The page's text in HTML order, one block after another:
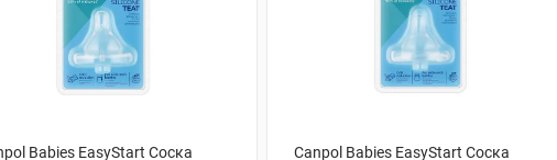
Babies EasyStart Соска
Canpol Babies EasyStart Соска